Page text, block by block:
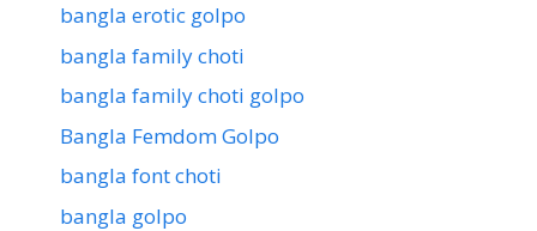
bangla erotic golpo
bangla family choti
bangla family choti golpo
Bangla Femdom Golpo
bangla font choti
bangla golpo